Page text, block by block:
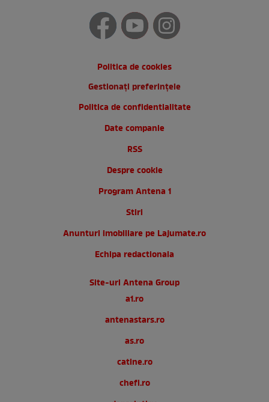
Politica de cookies
Gestionați preferințele
Politica de confidentialitate
Date companie
RSS
Despre cookie
Program Antena 1
Stiri
Anunturi imobiliare pe Lajumate.ro
Echipa redactionala
Site-uri Antena Group
a1.ro
antenastars.ro
as.ro
catine.ro
chefi.ro